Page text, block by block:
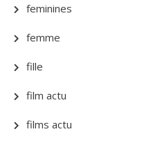
feminines
femme
fille
film actu
films actu